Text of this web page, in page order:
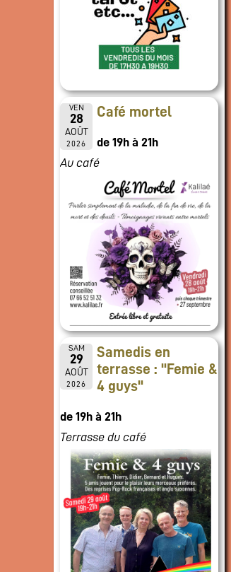
VEN
28
AOÛT
2026
Café mortel
de 19h à 21h
Au café
SAM
29
AOÛT
2026
Samedis en
terrasse : "Femie &
4 guys"
de 19h à 21h
Terrasse du café